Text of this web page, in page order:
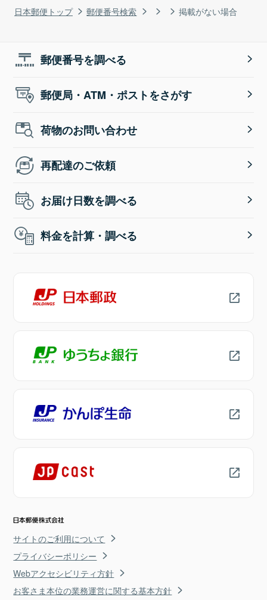
日本郵便トップ 郵便番号検索 掲載がない場合
郵便番号を調べる
郵便局・ATM・ポストをさがす
荷物のお問い合わせ
再配達のご依頼
お届け日数を調べる
料金を計算・調べる
サイトのご利用について
プライバシーポリシー
Webアクセシビリティ方針
お客さま本位の業務運営に関する基本方針